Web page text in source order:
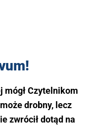
mógł Czytelnikom
drobny, lecz
zwrócił dotąd na